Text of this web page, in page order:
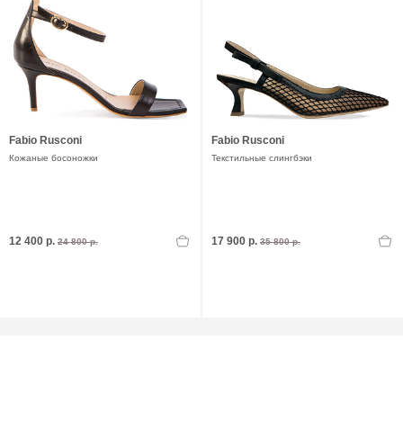
Fabio Rusconi
Кожаные босоножки
12 400 р. 24 800 р.
Fabio Rusconi
Текстильные слингбэки
17 900 р. 35 800 р.